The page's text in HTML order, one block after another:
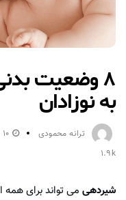
۸ وضعیت
به نوزادان
ترانه محمودی 10 ژانویه 2021
1.9k
شیردهی می تواند برای همه